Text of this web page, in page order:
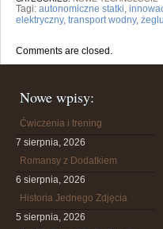
Tagi: autonomiczne statki,
elektryczny, transport wodny,
Comments are closed.
Nowe wpisy:
Ćwiczenia i trening
7 sierpnia, 2026
Romansy z Dodatkiem
6 sierpnia, 2026
Historia Jednego Zdjęcia
5 sierpnia, 2026